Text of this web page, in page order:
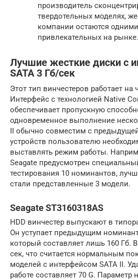
производитель
твердотельных моделях,
компании остаются
привлекательных на рынке.
Лучшие жесткие диски с
SATA 3 Гб/cек
Этот тип винчестеров работает на
Интерфейс с технологией Native
обеспечивает пропускную
одновременное выполнение
II обычно совместим с
устройств пользователю
выставлять режим работы.
Seagate предусмотрен
тестирования 10 номинантов,
стали представленные 3 модели.
Seagate ST3160318AS
HDD винчестер выпускают в
Он уступает предыдущим
который составляет лишь 160 Гб.
сек, что считается нормальным
моделей с интерфейсом SATA II.
работе составляет 70 G. Параметр